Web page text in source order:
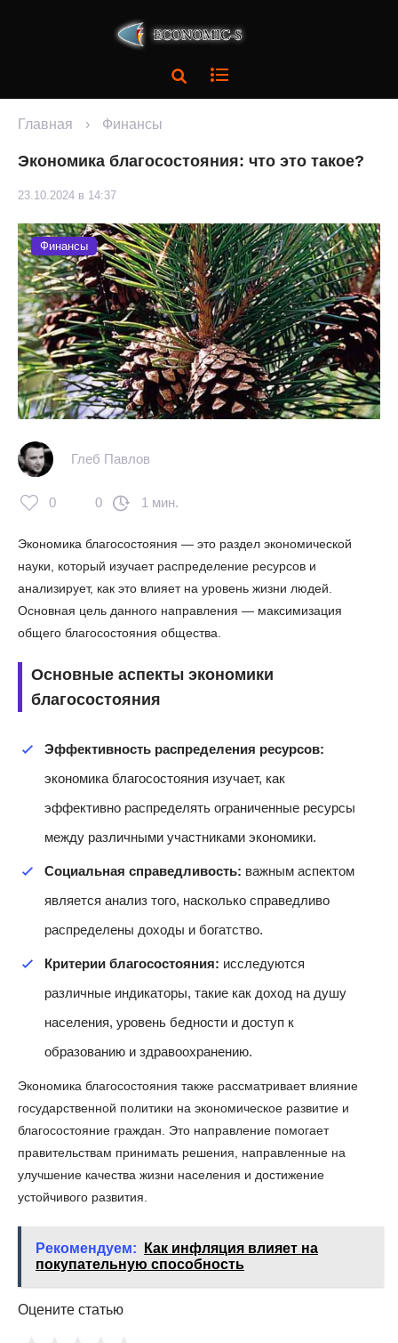
Главная › Финансы
Экономика благосостояния: что это такое?
23.10.2024 в 14:37
Финансы
Глеб Павлов
0 0 1 мин.
Экономика благосостояния — это раздел экономической
науки, который изучает распределение ресурсов и
анализирует, как это влияет на уровень жизни людей.
Основная цель данного направления — максимизация
общего благосостояния общества.
Основные аспекты экономики
благосостояния
Эффективность распределения ресурсов:
экономика благосостояния изучает, как
эффективно распределять ограниченные ресурсы
между различными участниками экономики.
Социальная справедливость: важным аспектом
является анализ того, насколько справедливо
распределены доходы и богатство.
Критерии благосостояния: исследуются
различные индикаторы, такие как доход на душу
населения, уровень бедности и доступ к
образованию и здравоохранению.
Экономика благосостояния также рассматривает влияние
государственной политики на экономическое развитие и
благосостояние граждан. Это направление помогает
правительствам принимать решения, направленные на
улучшение качества жизни населения и достижение
устойчивого развития.
Рекомендуем:
Как инфляция влияет на
покупательную способность
Оцените статью